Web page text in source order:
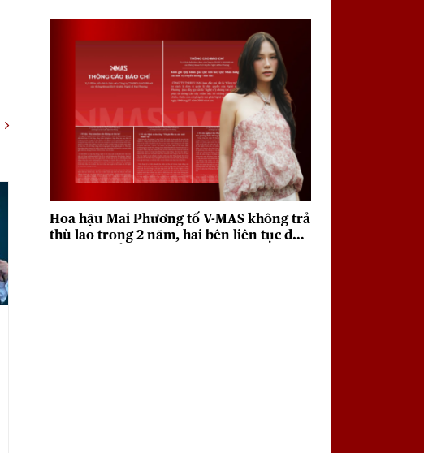
Hoa hậu Mai Phương tố V-MAS không trả
thù lao trong 2 năm, hai bên liên tục đưa